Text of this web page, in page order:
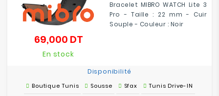
Bracelet MIBRO WATCH Lite 3
Pro - Taille : 22 mm - Cuir
Souple - Couleur : Noir
69,000 DTPrix
En stock
Disponibilité
Boutique Tunis Sousse Sfax Tunis Drive-IN